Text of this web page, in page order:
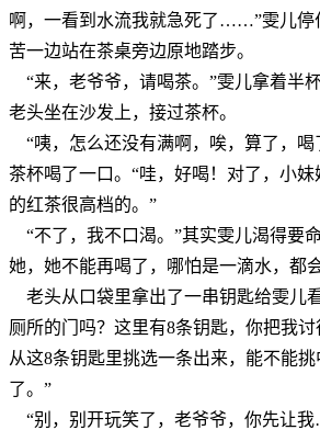
啊，一看到水流我就急死了……”雯儿停
苦一边站在茶桌旁边原地踏步。
“来，老爷爷，请喝茶。”雯儿拿着半
老头坐在沙发上，接过茶杯。
“咦，怎么还没有满啊，唉，算了，喝
茶杯喝了一口。“哇，好喝！对了，小
的红茶很高档的。”
“不了，我不口渴。”其实雯儿渴得要
她，她不能再喝了，哪怕是一滴水，都
老头从口袋里拿出了一串钥匙给雯儿
厕所的门吗？这里有8条钥匙，你把我
从这8条钥匙里挑选一条出来，能不能
了。”
“别，别开玩笑了，老爷爷，你先让